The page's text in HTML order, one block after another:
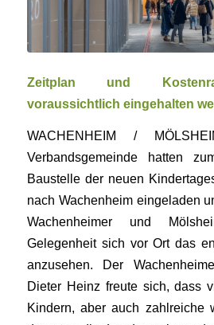
Zeitplan und
voraussichtlich eingehalten
WACHENHEIM /
Verbandsgemeinde hatten
Baustelle der neuen
nach Wachenheim eingeladen
Wachenheimer und
Gelegenheit sich vor Ort das
anzusehen. Der
Dieter Heinz freute sich, dass
Kindern, aber auch zahlreiche